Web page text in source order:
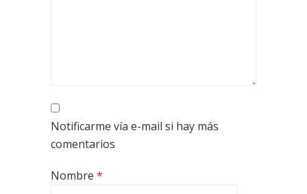
Notificarme vía e-mail si hay más
comentarios
Nombre *